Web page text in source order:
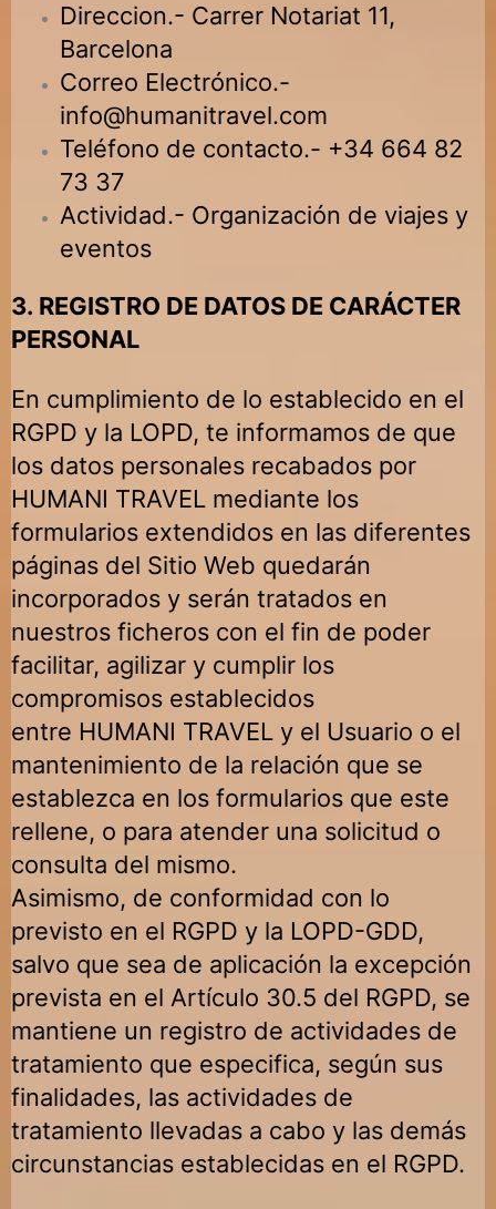
Direccion.- Carrer Notariat 11,
Barcelona
Correo Electrónico.-
info@humanitravel.com
Teléfono de contacto.- +34 664 82
73 37
Actividad.- Organización de viajes y
eventos
3. REGISTRO DE DATOS DE CARÁCTER
PERSONAL
En cumplimiento de lo establecido en el
RGPD y la LOPD, te informamos de que
los datos personales recabados por
HUMANI TRAVEL mediante los
formularios extendidos en las diferentes
páginas del Sitio Web quedarán
incorporados y serán tratados en
nuestros ficheros con el fin de poder
facilitar, agilizar y cumplir los
compromisos establecidos
entre HUMANI TRAVEL y el Usuario o el
mantenimiento de la relación que se
establezca en los formularios que este
rellene, o para atender una solicitud o
consulta del mismo.
Asimismo, de conformidad con lo
previsto en el RGPD y la LOPD-GDD,
salvo que sea de aplicación la excepción
prevista en el Artículo 30.5 del RGPD, se
mantiene un registro de actividades de
tratamiento que especifica, según sus
finalidades, las actividades de
tratamiento llevadas a cabo y las demás
circunstancias establecidas en el RGPD.